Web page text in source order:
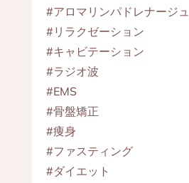
#アロマリンパドレナージュ
#リラクゼーション
#キャビテーション
#ラジオ波
#EMS
#骨盤矯正
#痩身
#ファスティング
#ダイエット